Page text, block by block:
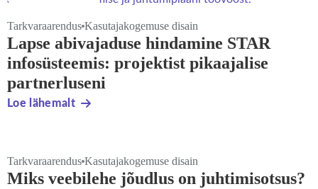
Tarkvaraarendus Kasutajakogemuse disain
Lapse abivajaduse hindamine STAR
infosüsteemis: projektist pikaajalise
partnerluseni
Loe lähemalt
Tarkvaraarendus Kasutajakogemuse disain
Miks veebilehe jõudlus on juhtimisotsus?